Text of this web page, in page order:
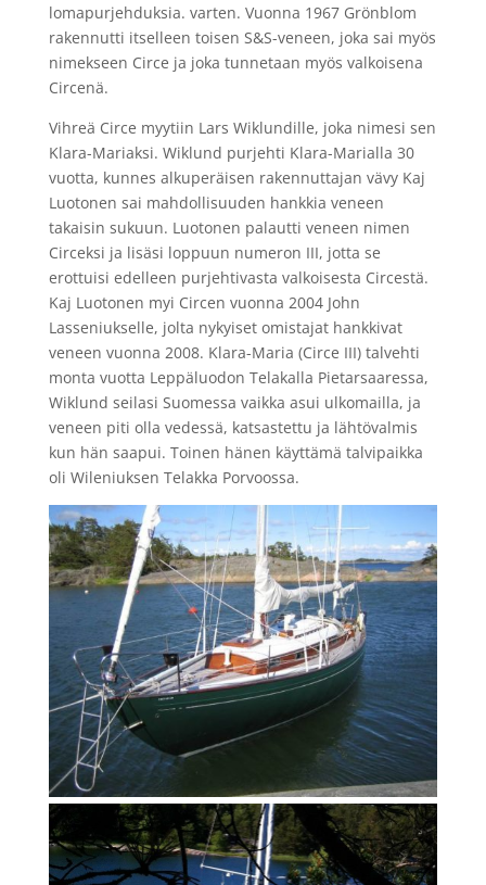
lomapurjehduksia. varten. Vuonna 1967 Grönblom
rakennutti itselleen toisen S&S-veneen, joka sai myös
nimekseen Circe ja joka tunnetaan myös valkoisena
Circenä.
Vihreä Circe myytiin Lars Wiklundille, joka nimesi sen
Klara-Mariaksi. Wiklund purjehti Klara-Marialla 30
vuotta, kunnes alkuperäisen rakennuttajan vävy Kaj
Luotonen sai mahdollisuuden hankkia veneen
takaisin sukuun. Luotonen palautti veneen nimen
Circeksi ja lisäsi loppuun numeron III, jotta se
erottuisi edelleen purjehtivasta valkoisesta Circestä.
Kaj Luotonen myi Circen vuonna 2004 John
Lasseniukselle, jolta nykyiset omistajat hankkivat
veneen vuonna 2008. Klara-Maria (Circe III) talvehti
monta vuotta Leppäluodon Telakalla Pietarsaaressa,
Wiklund seilasi Suomessa vaikka asui ulkomailla, ja
veneen piti olla vedessä, katsastettu ja lähtövalmis
kun hän saapui. Toinen hänen käyttämä talvipaikka
oli Wileniuksen Telakka Porvoossa.